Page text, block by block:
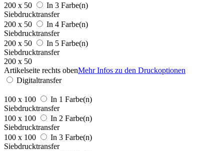
200 x 50
In 3 Farbe(n)
Siebdrucktransfer
200 x 50
In 4 Farbe(n)
Siebdrucktransfer
200 x 50
In 5 Farbe(n)
Siebdrucktransfer
200 x 50
Artikelseite rechts obenMehr Infos zu den Druckoptionen
Digitaltransfer
100 x 100
In 1 Farbe(n)
Siebdrucktransfer
100 x 100
In 2 Farbe(n)
Siebdrucktransfer
100 x 100
In 3 Farbe(n)
Siebdrucktransfer